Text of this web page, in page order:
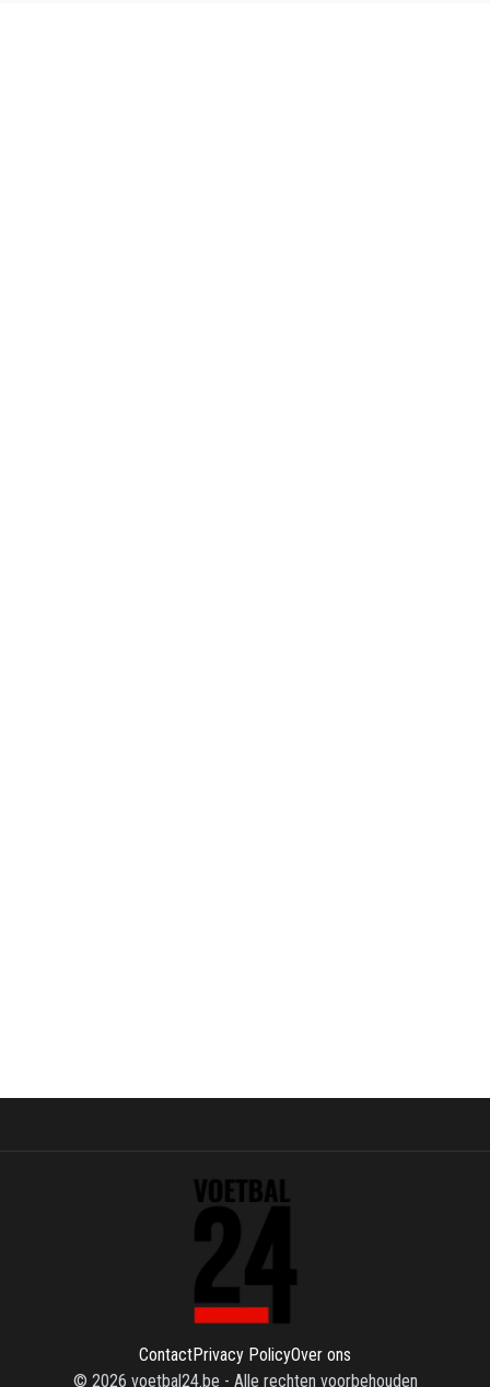
ContactPrivacy PolicyOver ons
© 2026 voetbal24.be - Alle rechten voorbehouden